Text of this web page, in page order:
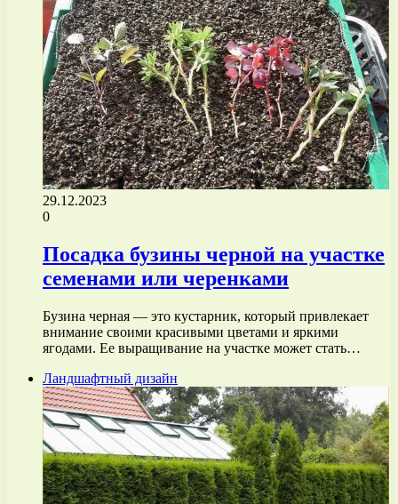
29.12.2023
0
Посадка бузины черной на участке
семенами или черенками
Бузина черная — это кустарник, который привлекает
внимание своими красивыми цветами и яркими
ягодами. Ее выращивание на участке может стать…
Ландшафтный дизайн